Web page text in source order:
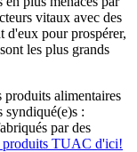
vitaux avec des
d'eux pour prospérer,
les plus grands
produits alimentaires
syndiqué(e)s :
par des
produits TUAC d'ici!